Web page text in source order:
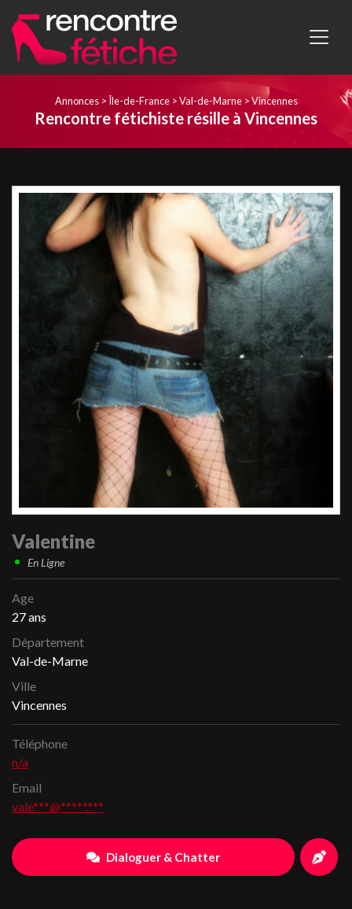
Annonces>Île-de-France>Val-de-Marne>Vincennes
Rencontre fétichiste résille à Vincennes
Valentine
En Ligne
Age
27 ans
Département
Val-de-Marne
Ville
Vincennes
Téléphone
n/a
Email
vale***@*****.***
Dialoguer & Chatter